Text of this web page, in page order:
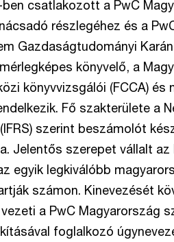
ben csatlakozott a PwC
részlegéhez és a
Gazdaságtudományi
könyvelő, a
könyvvizsgálói (FCCA) és
Fő szakterülete a
szerint beszámolót
Jelentős szerepet vállalt az
egyik legkiválóbb
számon. Kinevezését
a PwC Magyarország
foglalkozó